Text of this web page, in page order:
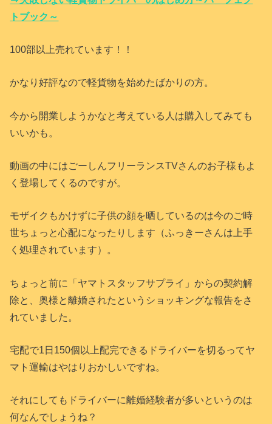
トブック～
100部以上売れています！！
かなり好評なので軽貨物を始めたばかりの方。
今から開業しようかなと考えている人は購入してみても
いいかも。
動画の中にはごーしんフリーランスTVさんのお子様もよ
く登場してくるのですが。
モザイクもかけずに子供の顔を晒しているのは今のご時
世ちょっと心配になったりします（ふっきーさんは上手
く処理されています）。
ちょっと前に「ヤマトスタッフサプライ」からの契約解
除と、奥様と離婚されたというショッキングな報告をさ
れていました。
宅配で1日150個以上配完できるドライバーを切るってヤ
マト運輸はやはりおかしいですね。
それにしてもドライバーに離婚経験者が多いというのは
何なんでしょうね？